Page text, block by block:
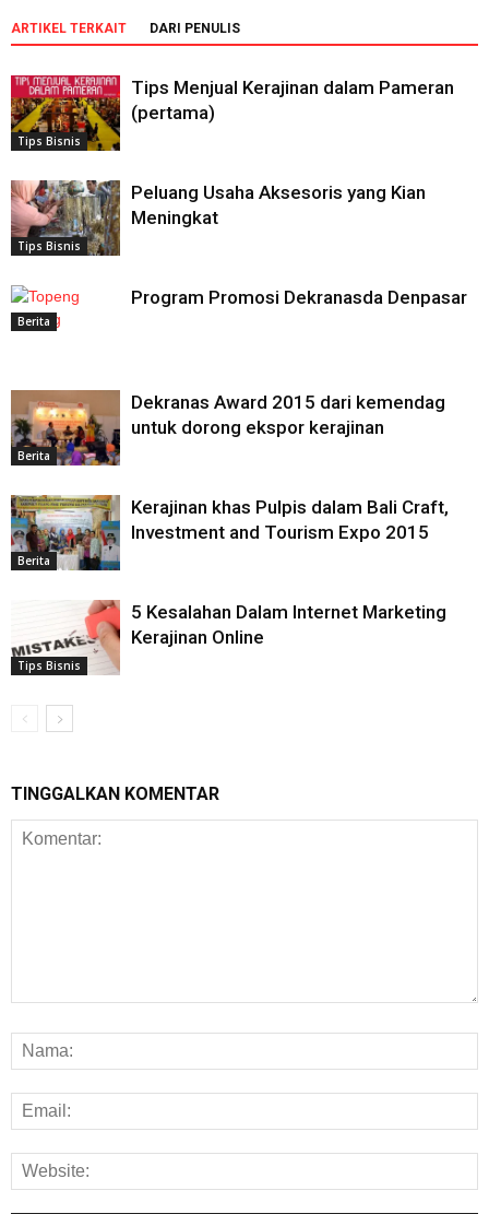
ARTIKEL TERKAIT DARI PENULIS
Tips Bisnis
Tips Menjual Kerajinan dalam Pameran
(pertama)
Tips Bisnis
Peluang Usaha Aksesoris yang Kian
Meningkat
Berita
Program Promosi Dekranasda Denpasar
Berita
Dekranas Award 2015 dari kemendag
untuk dorong ekspor kerajinan
Berita
Kerajinan khas Pulpis dalam Bali Craft,
Investment and Tourism Expo 2015
Tips Bisnis
5 Kesalahan Dalam Internet Marketing
Kerajinan Online
TINGGALKAN KOMENTAR